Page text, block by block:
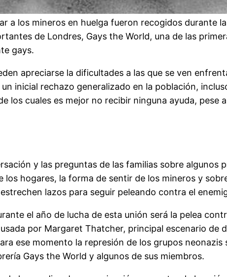
a los mineros en huelga fueron recogidos durante
de Londres, Gays the World, una de las
gays.
apreciarse la dificultades a las que se ven
inicial rechazo generalizado en la población,
los cuales es mejor no recibir ninguna ayuda, pese
y las preguntas de las familias sobre algunos
los hogares, la forma de sentir de los mineros y
lazos para seguir peleando contra el
el año de lucha de esta unión será la pelea
por Margaret Thatcher, principal escenario de
ese momento la represión de los grupos
Gays the World y algunos de sus miembros.